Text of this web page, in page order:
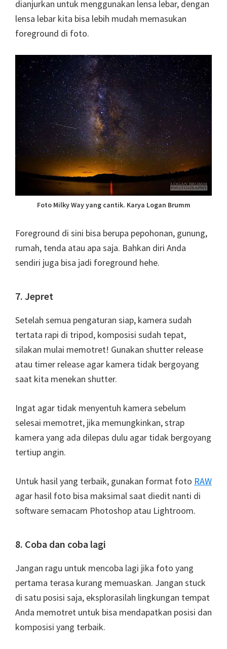
dianjurkan untuk menggunakan lensa lebar, dengan
lensa lebar kita bisa lebih mudah memasukan
foreground di foto.
Foto Milky Way yang cantik. Karya Logan Brumm
Foreground di sini bisa berupa pepohonan, gunung,
rumah, tenda atau apa saja. Bahkan diri Anda
sendiri juga bisa jadi foreground hehe.
7. Jepret
Setelah semua pengaturan siap, kamera sudah
tertata rapi di tripod, komposisi sudah tepat,
silakan mulai memotret! Gunakan shutter release
atau timer release agar kamera tidak bergoyang
saat kita menekan shutter.
Ingat agar tidak menyentuh kamera sebelum
selesai memotret, jika memungkinkan, strap
kamera yang ada dilepas dulu agar tidak bergoyang
tertiup angin.
Untuk hasil yang terbaik, gunakan format foto RAW
agar hasil foto bisa maksimal saat diedit nanti di
software semacam Photoshop atau Lightroom.
8. Coba dan coba lagi
Jangan ragu untuk mencoba lagi jika foto yang
pertama terasa kurang memuaskan. Jangan stuck
di satu posisi saja, eksplorasilah lingkungan tempat
Anda memotret untuk bisa mendapatkan posisi dan
komposisi yang terbaik.